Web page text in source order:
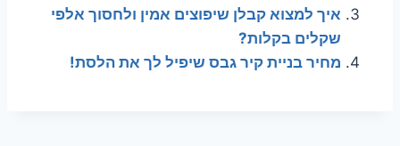
איך למצוא קבלן שיפוצים אמין ולחסוך אלפי
שקלים בקלות?
מחיר בניית קיר גבס שיפיל לך את הלסת!